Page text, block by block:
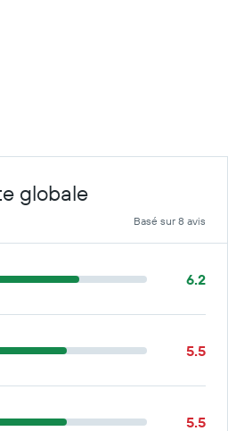
globale
Basé sur 8 avis
6.2
5.5
5.5